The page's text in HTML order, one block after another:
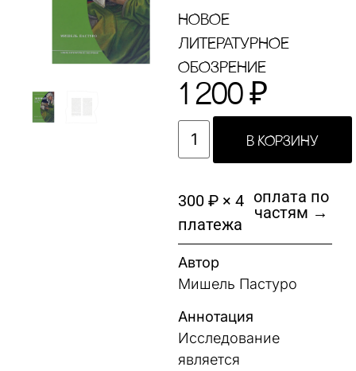
НОВОЕ
ЛИТЕРАТУРНОЕ
ОБОЗРЕНИЕ
1 200 ₽
В КОРЗИНУ
300 ₽ × 4
платежа
оплата по
частям →
Автор
Мишель Пастуро
Аннотация
Исследование
является